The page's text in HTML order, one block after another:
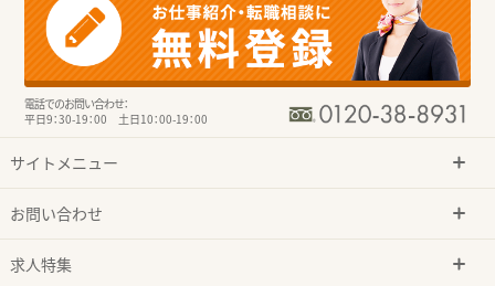
電話でのお問い合わせ：
平日9：30-19：00 土日10：00-19：00
サイトメニュー
お問い合わせ
求人特集